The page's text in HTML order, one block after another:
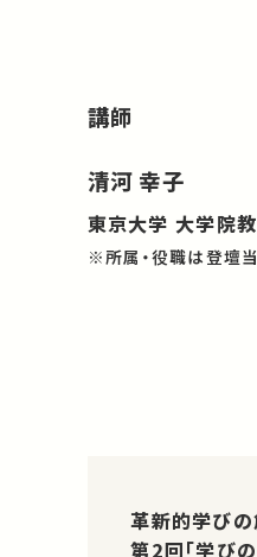
講師
清河 幸子
東京大学 大学院
※所属・役職は登壇
革新的学び
第2回「学び